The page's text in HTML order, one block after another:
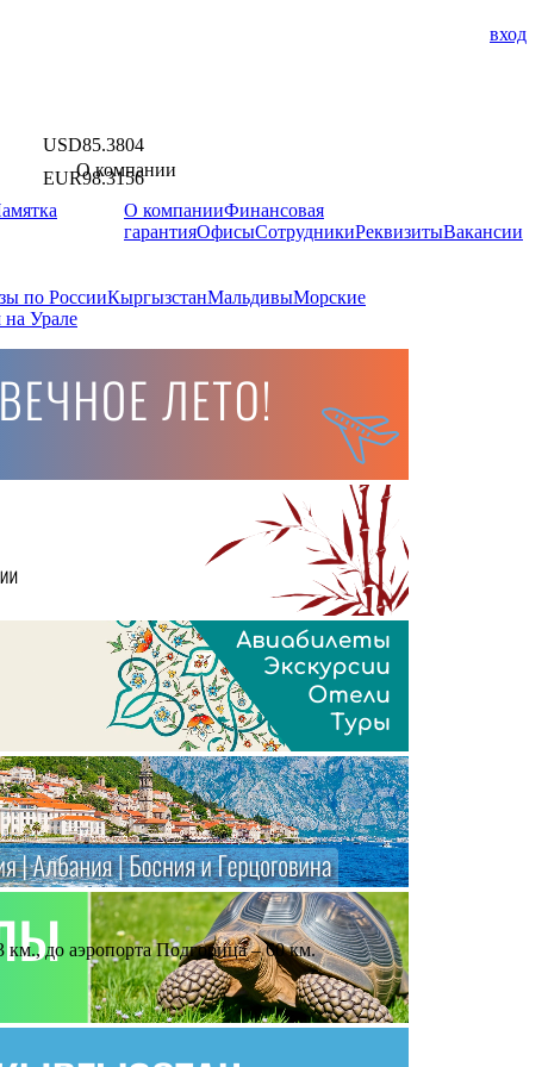
вход
USD85.3804
EUR98.3156
О компании
О компанииФинансовая
гарантияОфисыСотрудникиРеквизитыВакансии
по РоссииКыргызстанМальдивыМорские
Урале
км., до аэропорта Подгорица – 60 км.